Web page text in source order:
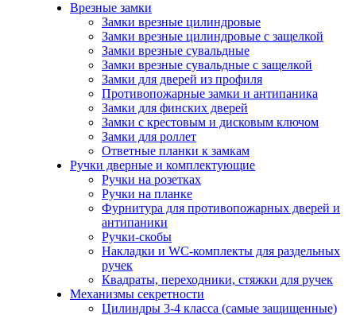
Врезные замки
Замки врезные цилиндровые
Замки врезные цилиндровые с защелкой
Замки врезные сувальдные
Замки врезные сувальдные с защелкой
Замки для дверей из профиля
Противопожарные замки и антипаника
Замки для финских дверей
Замки с крестовым и дисковым ключом
Замки для роллет
Ответные планки к замкам
Ручки дверные и комплектующие
Ручки на розетках
Ручки на планке
Фурнитура для противопожарных дверей и
антипаники
Ручки-скобы
Накладки и WC-комплекты для раздельных
ручек
Квадраты, переходники, стяжки для ручек
Механизмы секретности
Цилиндры 3-4 класса (самые защищенные)